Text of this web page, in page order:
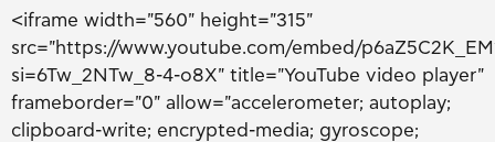
<iframe width="560" height="315"
src="https://www.youtube.com/embed/
si=6Tw_2NTw_8-4-o8X" title="YouTube video player"
frameborder="0" allow="accelerometer; autoplay;
clipboard-write; encrypted-media; gyroscope;